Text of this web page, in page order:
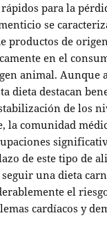
para la
se
productos de
en el
animal. Aunque
dieta destacan
de los
la comunidad
de este tipo de
seguir una dieta
el
cardíacos y